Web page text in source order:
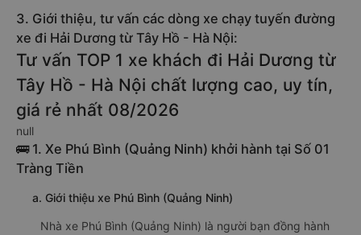
3. Giới thiệu, tư vấn các dòng xe chạy tuyến đường
xe đi Hải Dương từ Tây Hồ - Hà Nội:
Tư vấn TOP 1 xe khách đi Hải Dương từ
Tây Hồ - Hà Nội chất lượng cao, uy tín,
giá rẻ nhất 08/2026
null
🚌 1. Xe Phú Bình (Quảng Ninh) khởi hành tại Số 01
Tràng Tiền
a. Giới thiệu xe Phú Bình (Quảng Ninh)
Nhà xe Phú Bình (Quảng Ninh) là người bạn đồng hành